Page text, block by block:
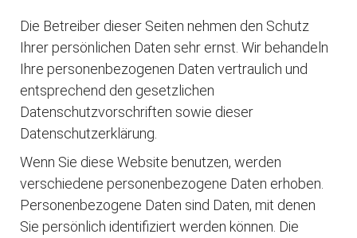
Die Betreiber dieser Seiten nehmen den Schutz
Ihrer persönlichen Daten sehr ernst. Wir behandeln
Ihre personenbezogenen Daten vertraulich und
entsprechend den gesetzlichen
Datenschutzvorschriften sowie dieser
Datenschutzerklärung.
Wenn Sie diese Website benutzen, werden
verschiedene personenbezogene Daten erhoben.
Personenbezogene Daten sind Daten, mit denen
Sie persönlich identifiziert werden können. Die